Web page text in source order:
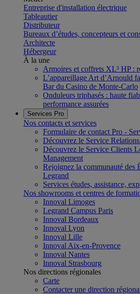
Entreprise d'installation électrique
Tableautier
Distributeur
Bureaux d’études, concepteurs et
Architecte
Hébergeur
À la une
Armoires et coffrets XL³ HP :
L’appareillage Art d’Arnould
Bar du Casino de Monte-Carlo
Onduleurs triphasés : haute
performance assurées
Services Pro
Nos contacts et services
Formulaire de contact Pro -
Découvrez le Service
Découvrez le Service Clients
Management
Rejoignez la communauté des
Legrand
Services études, assistance,
Nos showrooms et centres de
Innoval Limoges
Legrand Campus Paris
Innoval Bordeaux
Innoval Lyon
Innoval Lille
Innoval Aix-en-Provence
Innoval Nantes
Innoval Strasbourg
Nos directions régionales
Carte
Contacter une direction